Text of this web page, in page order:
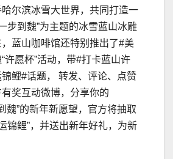
尔滨冰雪大世界，共同打造一
步到魏”为主题的冰雪蓝山冰雕
蓝山咖啡馆还特别推出了#美
许愿杯”活动，带#打卡蓝山许
鲤#话题， 转发、评论、点赞
奖互动微博，分享你的
魏”的新年新愿望，官方将抽取
锦鲤”，并送出新年好礼，为新